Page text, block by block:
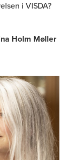
i VISDA?
Holm Møller